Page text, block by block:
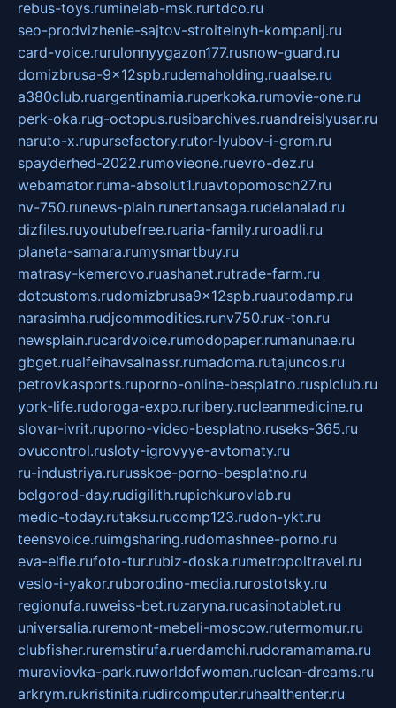
rebus-toys.ruminelab-msk.rurtdco.ru
seo-prodvizhenie-sajtov-stroitelnyh-kompanij.ru
card-voice.rurulonnyygazon177.rusnow-guard.ru
domizbrusa-9x12spb.rudemaholding.ruaalse.ru
a380club.ruargentinamia.ruperkoka.rumovie-one.ru
perk-oka.rug-octopus.rusibarchives.ruandreislyusar.ru
naruto-x.rupursefactory.rutor-lyubov-i-grom.ru
spayderhed-2022.rumovieone.ruevro-dez.ru
webamator.ruma-absolut1.ruavtopomosch27.ru
nv-750.runews-plain.runertansaga.rudelanalad.ru
dizfiles.ruyoutubefree.ruaria-family.ruroadli.ru
planeta-samara.rumysmartbuy.ru
matrasy-kemerovo.ruashanet.rutrade-farm.ru
dotcustoms.rudomizbrusa9x12spb.ruautodamp.ru
narasimha.rudjcommodities.runv750.rux-ton.ru
newsplain.rucardvoice.rumodopaper.rumanunae.ru
gbget.rualfeihavsalnassr.rumadoma.rutajuncos.ru
petrovkasports.ruporno-online-besplatno.rusplclub.ru
york-life.rudoroga-expo.ruribery.rucleanmedicine.ru
slovar-ivrit.ruporno-video-besplatno.ruseks-365.ru
ovucontrol.rusloty-igrovyye-avtomaty.ru
ru-industriya.rurusskoe-porno-besplatno.ru
belgorod-day.rudigilith.rupichkurovlab.ru
medic-today.rutaksu.rucomp123.rudon-ykt.ru
teensvoice.ruimgsharing.rudomashnee-porno.ru
eva-elfie.rufoto-tur.rubiz-doska.rumetropoltravel.ru
veslo-i-yakor.ruborodino-media.rurostotsky.ru
regionufa.ruweiss-bet.ruzaryna.rucasinotablet.ru
universalia.ruremont-mebeli-moscow.rutermomur.ru
clubfisher.ruremstirufa.ruerdamchi.rudoramamama.ru
muraviovka-park.ruworldofwoman.ruclean-dreams.ru
arkrym.rukristinita.rudircomputer.ruhealthenter.ru